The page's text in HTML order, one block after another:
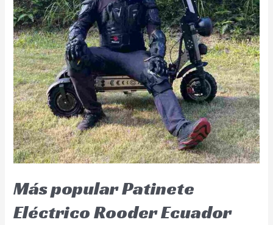
Más popular Patinete
Eléctrico Rooder Ecuador